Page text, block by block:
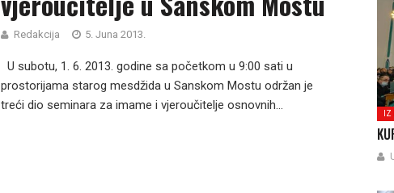
Redakcija 5. Juna 2013.
U subotu, 1. 6. 2013. godine sa početkom u 9:00 sati u
prostorijama starog mesdžida u Sanskom Mostu održan je
treći dio seminara za imame i vjeroučitelje osnovnih...